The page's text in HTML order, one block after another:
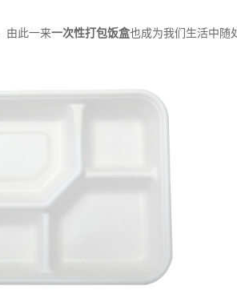
由此一来一次性打包饭盒也成为我们生活中随